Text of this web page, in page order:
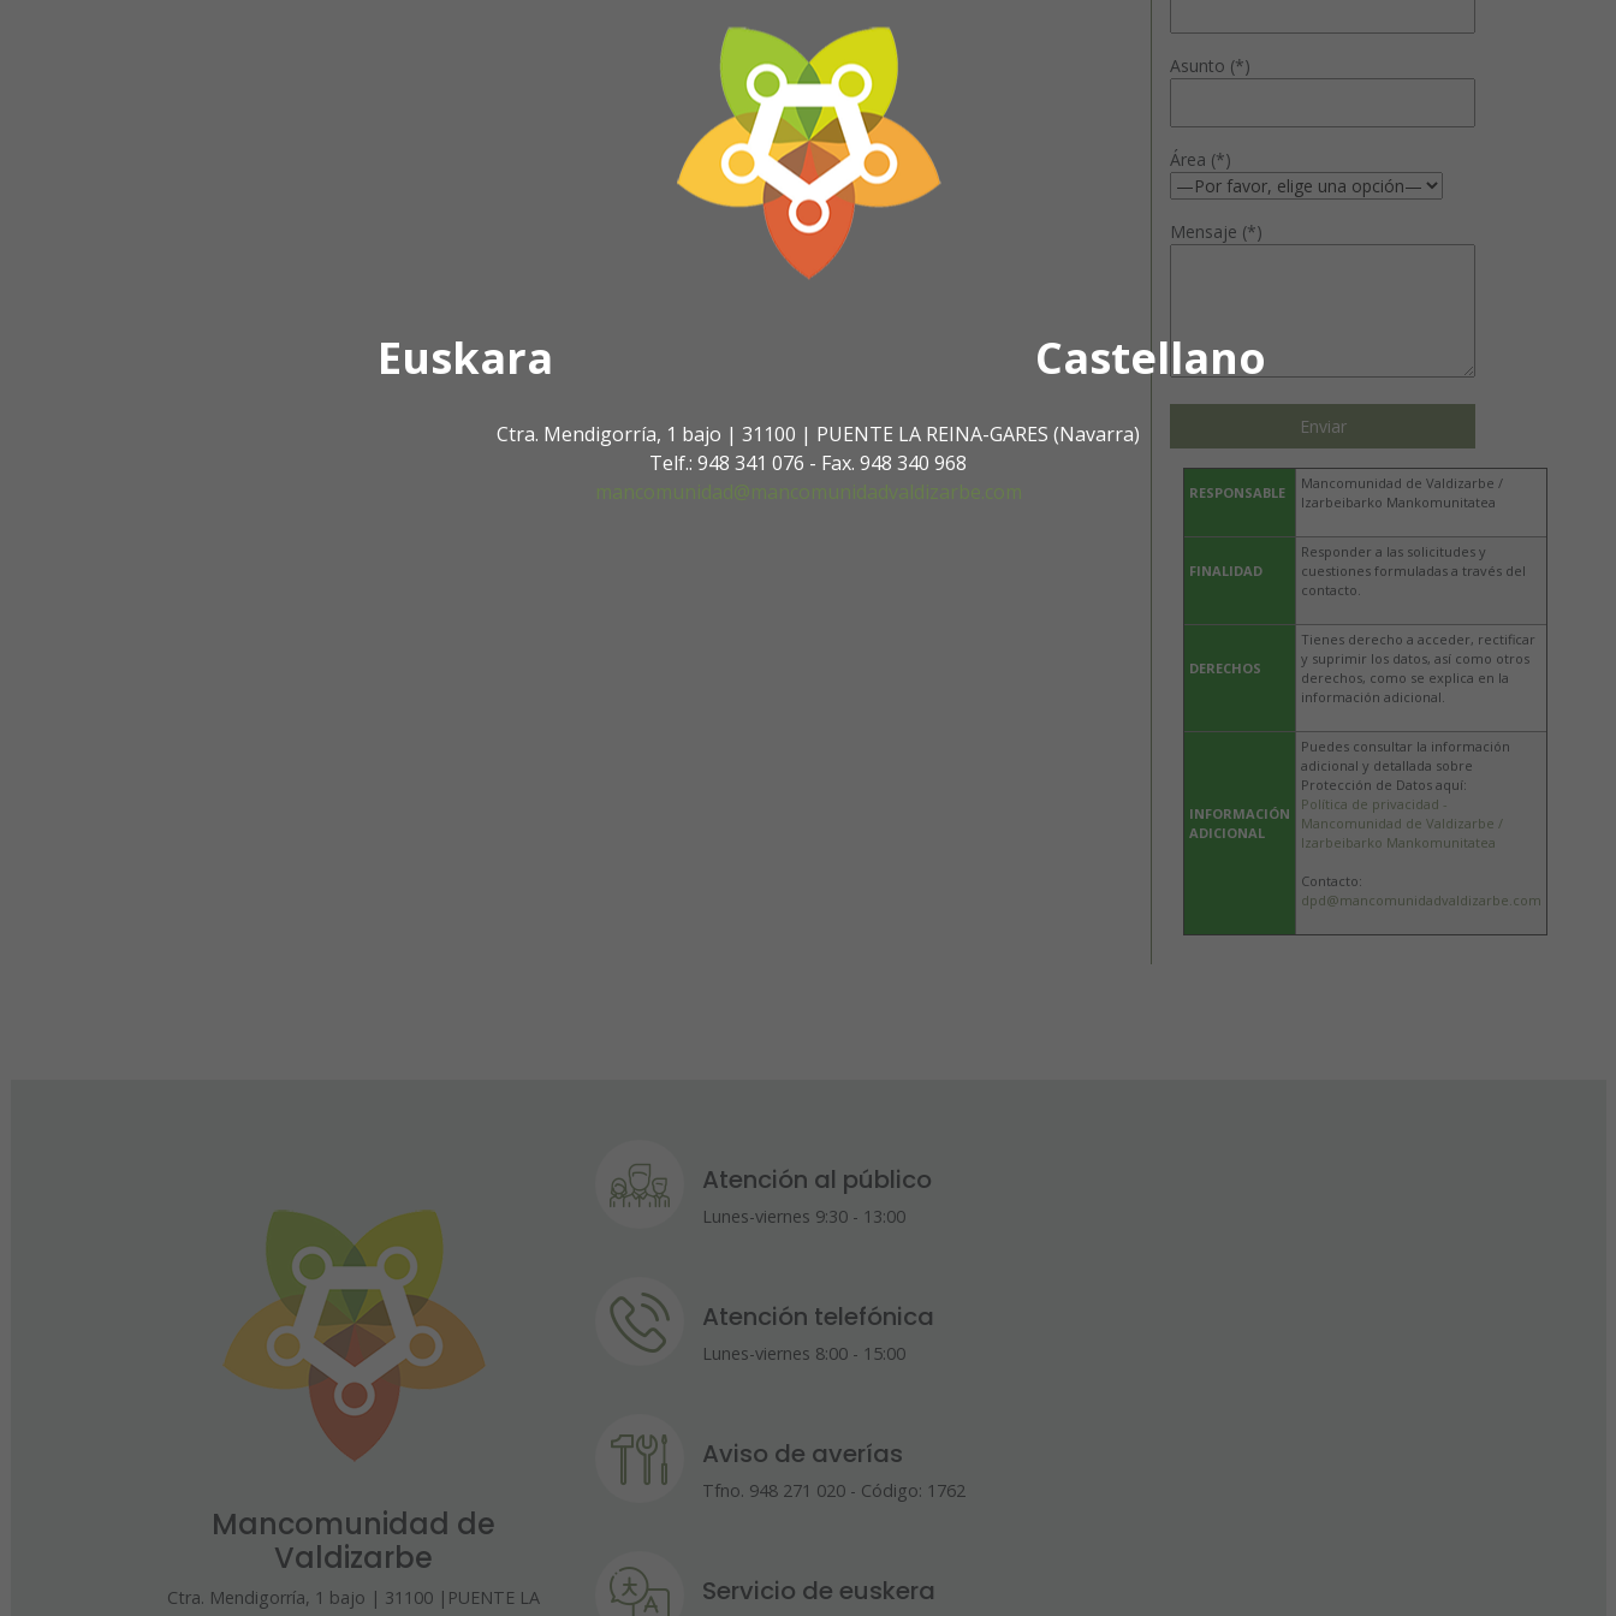
Euskara Castellano
Ctra. Mendigorría, 1 bajo | 31100 | PUENTE LA REINA-GARES (Navarra)
Telf.: 948 341 076 - Fax. 948 340 968
mancomunidad@mancomunidadvaldizarbe.com
Asunto (*)
Área (*)
Mensaje (*)
RESPONSABLE
Mancomunidad de Valdizarbe /
Izarbeibarko Mankomunitatea
FINALIDAD
Responder a las solicitudes y
cuestiones formuladas a través del
contacto.
DERECHOS
Tienes derecho a acceder, rectificar
y suprimir los datos, así como otros
derechos, como se explica en la
información adicional.
INFORMACIÓN
ADICIONAL
Puedes consultar la información
adicional y detallada sobre
Protección de Datos aquí:
Política de privacidad -
Mancomunidad de Valdizarbe /
Izarbeibarko Mankomunitatea
Contacto:
dpd@mancomunidadvaldizarbe.com
Mancomunidad de
Valdizarbe
Ctra. Mendigorría, 1 bajo | 31100 |PUENTE LA
Atención al público
Lunes-viernes 9:30 - 13:00
Atención telefónica
Lunes-viernes 8:00 - 15:00
Aviso de averías
Tfno. 948 271 020 - Código: 1762
Servicio de euskera